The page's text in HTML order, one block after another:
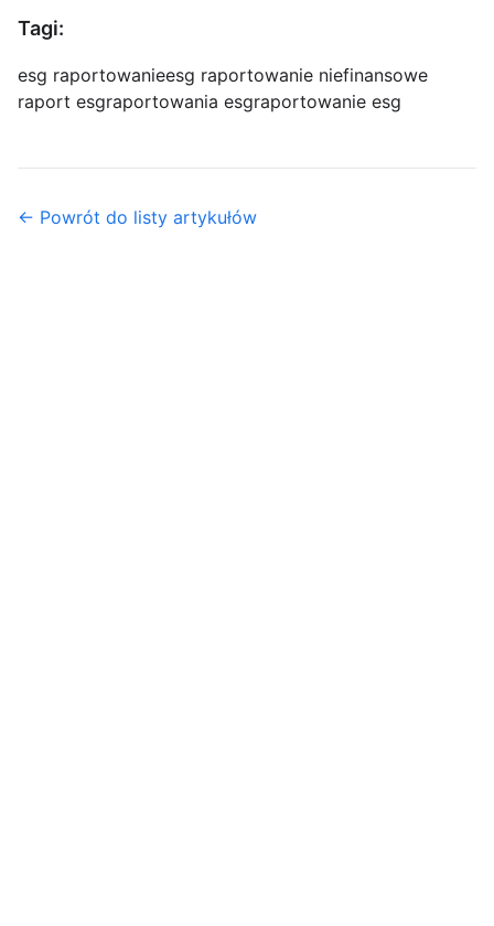
Tagi:
esg raportowanieesg raportowanie niefinansowe
raport esgraportowania esgraportowanie esg
← Powrót do listy artykułów